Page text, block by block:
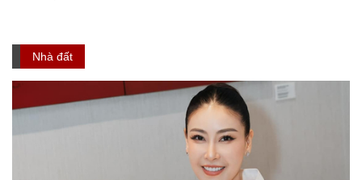
Nhà đất